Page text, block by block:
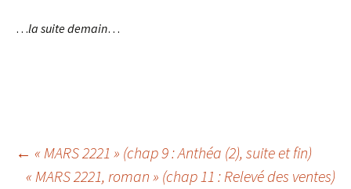
…la suite demain…
Navigation
← « MARS 2221 » (chap 9 : Anthéa (2), suite et fin)
« MARS 2221, roman » (chap 11 : Relevé des ventes)